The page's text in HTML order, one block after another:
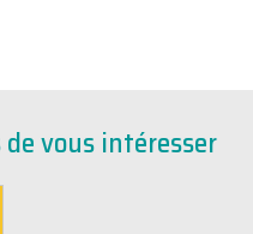
vous intéresser